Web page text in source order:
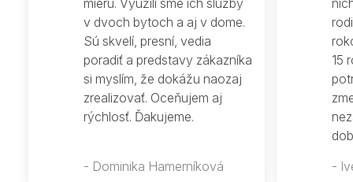
v dvoch bytoch a aj v dome.
Sú skvelí, presní, vedia
poradiť a predstavy zákazníka
si myslím, že dokážu naozaj
zrealizovať. Oceňujem aj
rýchlosť. Ďakujeme.
- Dominika Hamerníková
15
-